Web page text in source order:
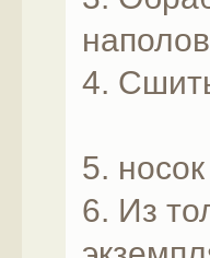
4.
5.
6. Из